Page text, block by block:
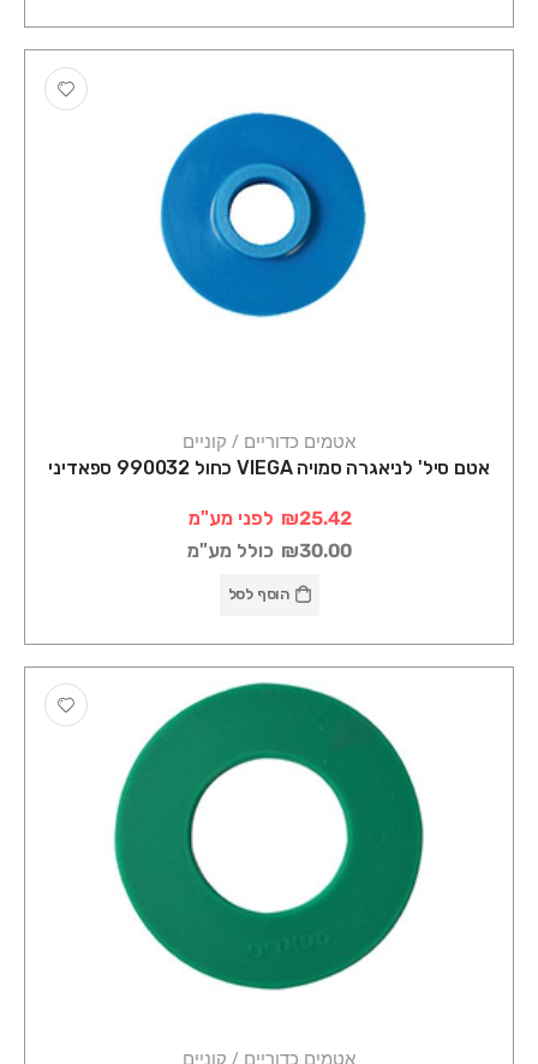
אטמים כדוריים / קוניים
אטם סיל' לניאגרה סמויה VIEGA כחול 990032 ספאדיני
₪25.42 לפני מע"מ
₪30.00 כולל מע"מ
הוסף לסל
אטמים כדוריים / קוניים